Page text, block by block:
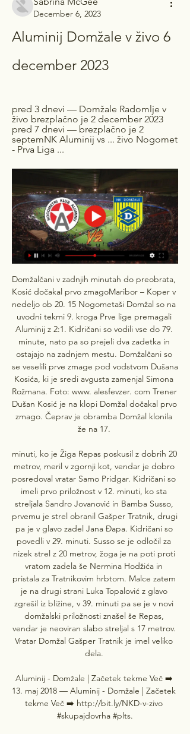
December 6, 2023
Aluminij Domžale v živo 6
december 2023
pred 3 dnevi — Domžale Radomlje v
živo brezplačno je 2 december 2023
pred 7 dnevi — brezplačno je 2
septemNK Aluminij vs ... živo Nogomet
- Prva Liga ...
Domžalčani v zadnjih minutah do preobrata,
Kosić dočakal prvo zmagoMaribor – Koper v
nedeljo ob 20. 15 Nogometaši Domžal so na
uvodni tekmi 9. kroga Prve lige premagali
Aluminij z 2:1. Kidričani so vodili vse do 79.
minute, nato pa so prejeli dva zadetka in
ostajajo na zadnjem mestu. Domžalčani so
se veselili prve zmage pod vodstvom Dušana
Kosića, ki je sredi avgusta zamenjal Simona
Rožmana. Foto: www. alesfevzer. com Trener
Dušan Kosić je na klopi Domžal dočakal prvo
zmago. Čeprav je obramba Domžal klonila
že na 17.
minuti, ko je Žiga Repas poskusil z dobrih 20
metrov, meril v zgornji kot, vendar je dobro
posredoval vratar Samo Pridgar. Kidričani so
imeli prvo priložnost v 12. minuti, ko sta
streljala Sandro Jovanović in Bamba Susso,
prvemu je strel obranil Gašper Tratnik, drugi
pa je v glavo zadel Jana Đapa. Kidričani so
povedli v 29. minuti. Susso se je odločil za
nizek strel z 20 metrov, žoga je na poti proti
vratom zadela še Nermina Hodžića in
pristala za Tratnikovim hrbtom. Malce zatem
je na drugi strani Luka Topalović z glavo
zgrešil iz bližine, v 39. minuti pa se je v novi
domžalski priložnosti znašel še Repas,
vendar je neoviran slabo streljal s 17 metrov.
Vratar Domžal Gašper Tratnik je imel veliko
dela.
Aluminij - Domžale | Začetek tekme Več ➡️
13. maj 2018 — Aluminij - Domžale | Začetek
tekme Več ➡️ http://bit.ly/NKD-v-zivo
#skupajdovrha #plts.